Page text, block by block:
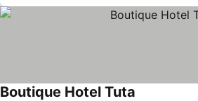
Boutique Hotel Tuta